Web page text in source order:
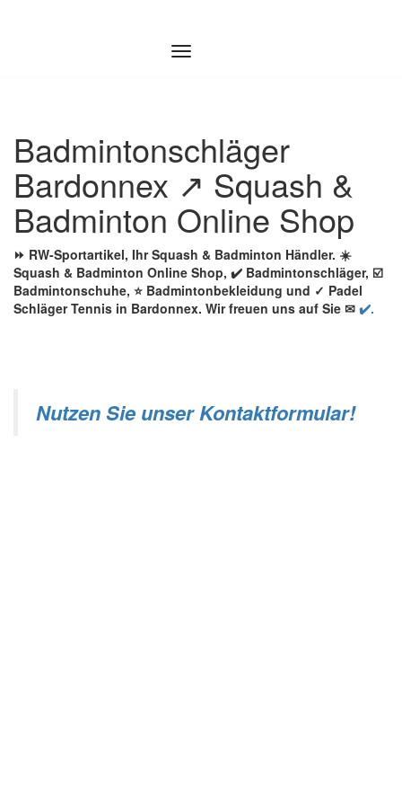
Badmintonschläger
Bardonnex ↗️ Squash &
Badminton Online Shop
⏩ RW-Sportartikel, Ihr Squash & Badminton Händler. ☀️
Squash & Badminton Online Shop, ✔️ Badmintonschläger, ☑️
Badmintonschuhe, ⭐ Badmintonbekleidung und ✓ Padel
Schläger Tennis in Bardonnex. Wir freuen uns auf Sie ✉ ✔️.
Nutzen Sie unser Kontaktformular!